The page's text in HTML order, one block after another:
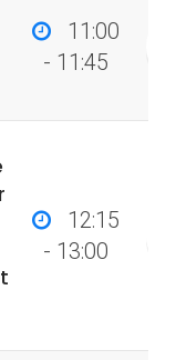
11:00
- 11:45
12:15
- 13:00